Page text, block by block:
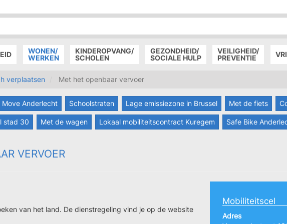
DE
PAGE
WONEN/
WERKEN
KINDEROPVANG/
SCHOLEN
GEZONDHEID/
SOCIALE HULP
VEILIGHEID/
PREVENTIE
verplaatsen Met het openbaar vervoer
Move Anderlecht Schoolstraten Lage emissiezone in Brussel Met de fiets
stad 30 Met de wagen Lokaal mobiliteitscontract Kuregem Safe Bike
VERVOER
Mobiliteitscel
Adres
van het land. De dienstregeling vind je op de website